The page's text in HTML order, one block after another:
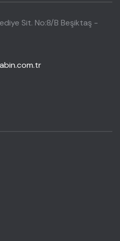
Sit. No:8/B Beşiktaş -